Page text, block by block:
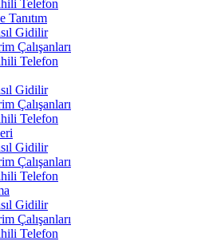
Telefon
Tanıtım
Gidilir
Çalışanları
Telefon
Gidilir
Çalışanları
Telefon
Gidilir
Çalışanları
Telefon
Gidilir
Çalışanları
Telefon